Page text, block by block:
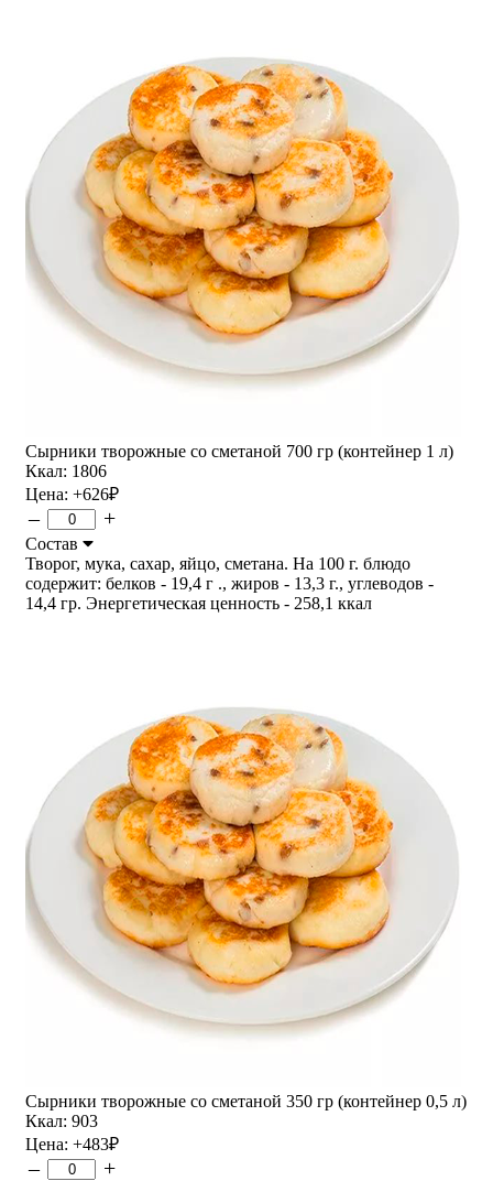
Сырники творожные со сметаной 700 гр (контейнер 1 л)
Ккал: 1806
Цена: +626₽
– +
Состав
Творог, мука, сахар, яйцо, сметана. На 100 г. блюдо
содержит: белков - 19,4 г ., жиров - 13,3 г., углеводов -
14,4 гр. Энергетическая ценность - 258,1 ккал
Сырники творожные со сметаной 350 гр (контейнер 0,5 л)
Ккал: 903
Цена: +483₽
– +